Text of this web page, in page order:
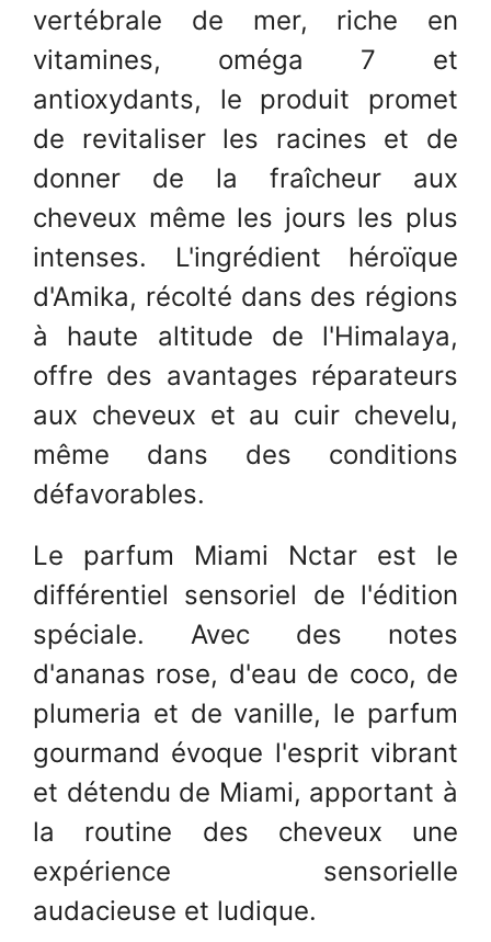
vertébrale de mer, riche en
vitamines, oméga 7 et
antioxydants, le produit promet
de revitaliser les racines et de
donner de la fraîcheur aux
cheveux même les jours les plus
intenses. L'ingrédient héroïque
d'Amika, récolté dans des régions
à haute altitude de l'Himalaya,
offre des avantages réparateurs
aux cheveux et au cuir chevelu,
même dans des conditions
défavorables.
Le parfum Miami Nctar est le
différentiel sensoriel de l'édition
spéciale. Avec des notes
d'ananas rose, d'eau de coco, de
plumeria et de vanille, le parfum
gourmand évoque l'esprit vibrant
et détendu de Miami, apportant à
la routine des cheveux une
expérience sensorielle
audacieuse et ludique.